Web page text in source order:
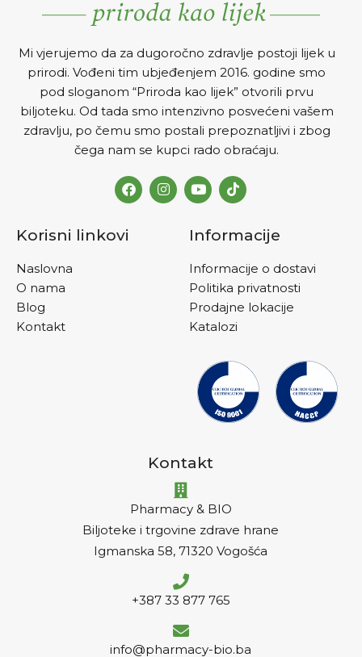
Mi vjerujemo da za dugoročno zdravlje postoji lijek u
prirodi. Vođeni tim ubjeđenjem 2016. godine smo
pod sloganom “Priroda kao lijek” otvorili prvu
biljoteku. Od tada smo intenzivno posvećeni vašem
zdravlju, po čemu smo postali prepoznatljivi i zbog
čega nam se kupci rado obraćaju.
Korisni linkovi
Naslovna
O nama
Blog
Kontakt
Informacije
Informacije o dostavi
Politika privatnosti
Prodajne lokacije
Katalozi
Kontakt
Pharmacy & BIO
Biljoteke i trgovine zdrave hrane
Igmanska 58, 71320 Vogošća
+387 33 877 765
info@pharmacy-bio.ba